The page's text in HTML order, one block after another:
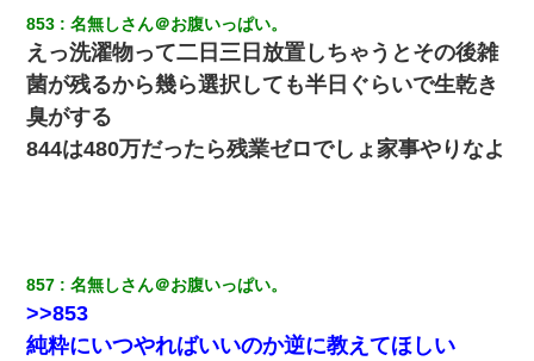
ずっとニートだと思ってた同居の義弟が投資で旦那より稼いでる
とか知らなかった…
転職先が決まったので退職の意思を伝えたら。上司「無責任」
「簡単には辞めさせない」私（どうせ辞めるし…）→ 思いっきり
反論をしてみた
ワイ144kg彼女98kgデブカップル、1年間毎日行為しまくった結
果
853 名無しさん＠お腹いっぱい。
えっ洗濯物って二日三日放置しちゃうとその後雑
菌が残るから幾ら選択しても半日ぐらいで生乾き
臭がする
844は480万だったら残業ゼロでしょ家事やりなよ
857 名無しさん＠お腹いっぱい。
>>853
純粋にいつやればいいのか逆に教えてほしい